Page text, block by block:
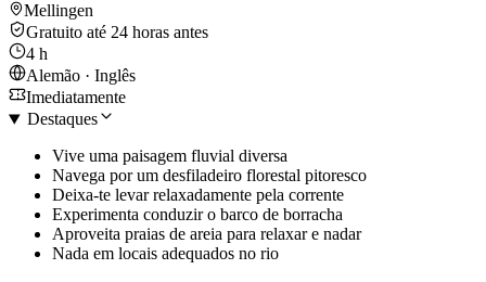
Mellingen
Gratuito até 24 horas antes
4 h
Alemão · Inglês
Imediatamente
Destaques
Vive uma paisagem fluvial diversa
Navega por um desfiladeiro florestal pitoresco
Deixa-te levar relaxadamente pela corrente
Experimenta conduzir o barco de borracha
Aproveita praias de areia para relaxar e nadar
Nada em locais adequados no rio